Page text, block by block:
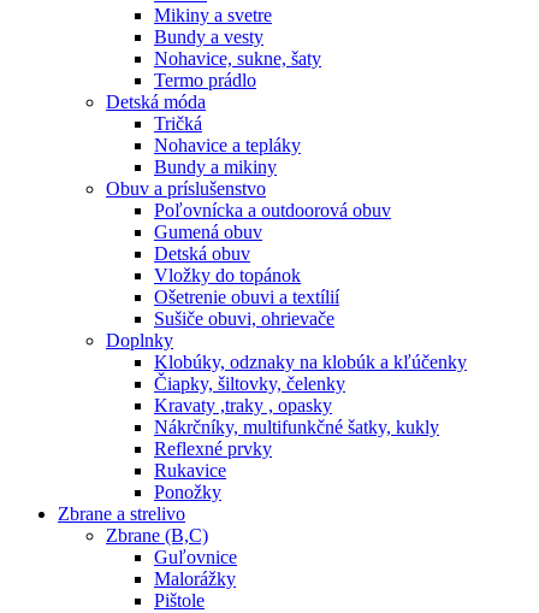
Mikiny a svetre
Bundy a vesty
Nohavice, sukne, šaty
Termo prádlo
Detská móda
Tričká
Nohavice a tepláky
Bundy a mikiny
Obuv a príslušenstvo
Poľovnícka a outdoorová obuv
Gumená obuv
Detská obuv
Vložky do topánok
Ošetrenie obuvi a textílií
Sušiče obuvi, ohrievače
Doplnky
Klobúky, odznaky na klobúk a kľúčenky
Čiapky, šiltovky, čelenky
Kravaty ,traky , opasky
Nákrčníky, multifunkčné šatky, kukly
Reflexné prvky
Rukavice
Ponožky
Zbrane a strelivo
Zbrane (B,C)
Guľovnice
Malorážky
Pištole